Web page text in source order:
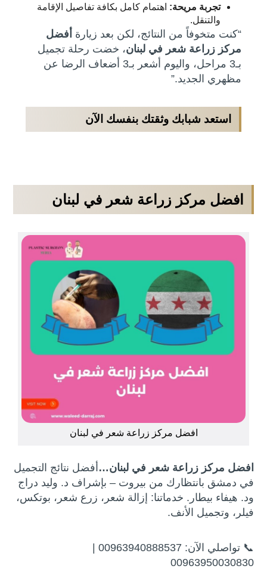
تجربة مريحة: اهتمام كامل بكافة تفاصيل الإقامة
والتنقل.
“كنت متخوفاً من النتائج، لكن بعد زيارة أفضل
مركز زراعة شعر في لبنان، خضت رحلة تجميل
بـ3 مراحل، واليوم أشعر بـ3 أضعاف الرضا عن
مظهري الجديد.”
استعد شبابك وثقتك بنفسك الآن
افضل مركز زراعة شعر في لبنان
افضل مركز زراعة شعر في لبنان
افضل مركز زراعة شعر في لبنان… أفضل نتائج التجميل
في دمشق بانتظارك من بيروت – بإشراف د. وليد دراج
ود. هيفاء بيطار. خدماتنا: إزالة شعر، زرع شعر، بوتكس،
فيلر، وتجميل الأنف.
00963950030830